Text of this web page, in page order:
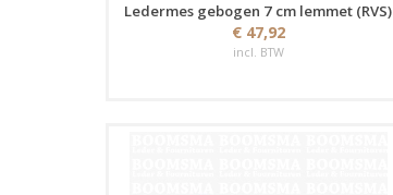
Ledermes gebogen 7 cm lemmet (RVS)
€ 47,92
incl. BTW